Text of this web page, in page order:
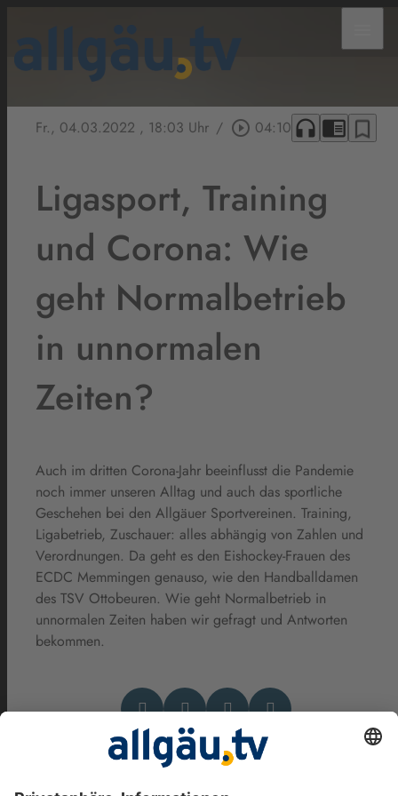
Fr., 04.03.2022 , 18:03 Uhr / play_circle_outline 04:10 headphones chrome_reader_mode bookmark_border
Ligasport, Training
und Corona: Wie
geht Normalbetrieb
in unnormalen
Zeiten?
Auch im dritten Corona-Jahr beeinflusst die Pandemie
noch immer unseren Alltag und auch das sportliche
Geschehen bei den Allgäuer Sportvereinen. Training,
Ligabetrieb, Zuschauer: alles abhängig von Zahlen und
Verordnungen. Da geht es den Eishockey-Frauen des
ECDC Memmingen genauso, wie den Handballdamen
des TSV Ottobeuren. Wie geht Normalbetrieb in
unnormalen Zeiten haben wir gefragt und Antworten
bekommen.